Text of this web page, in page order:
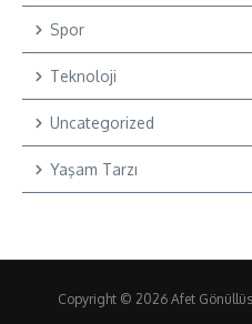
Spor
Teknoloji
Uncategorized
Yaşam Tarzı
Copyright © 2026 Afet